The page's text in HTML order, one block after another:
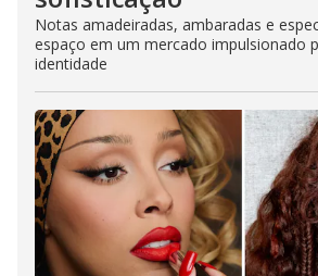
Notas amadeiradas, ambaradas e
espaço em um mercado impulsionado
identidade